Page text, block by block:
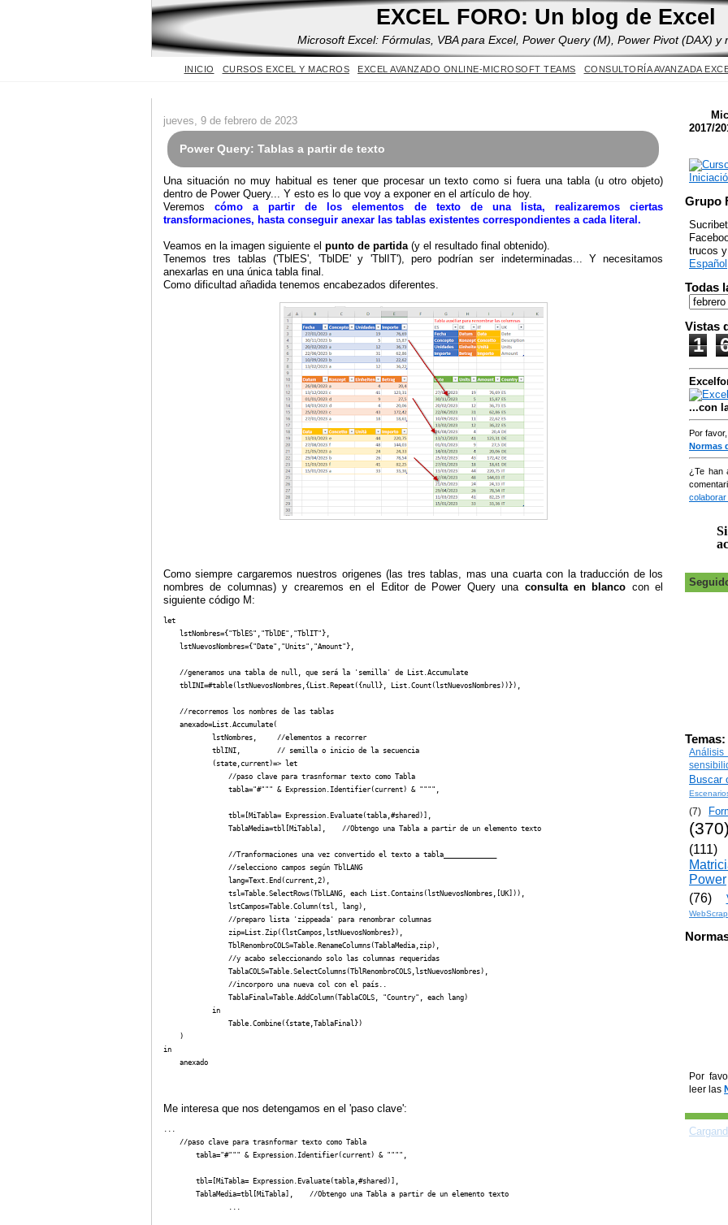
Yes
EXCEL FORO: Un blog de Excel
Microsoft Excel: Fórmulas, VBA para Excel, Power Query (M), Power Pivot (DAX) y
INICIO CURSOS EXCEL Y MACROS EXCEL AVANZADO ONLINE-MICROSOFT TEAMS CONSULTORÍA AVANZADA
jueves, 9 de febrero de 2023
Power Query: Tablas a partir de texto
Una situación no muy habitual es tener que procesar un texto como si fuera una tabla (u otro objeto)
dentro de Power Query... Y esto es lo que voy a exponer en el artículo de hoy.
Veremoscómo a partir de los elementos de texto de una lista, realizaremos ciertas
transformaciones, hasta conseguir anexar las tablas existentes correspondientes a cada literal.
Veamos en la imagen siguiente el punto de partida(y el resultado final obtenido).
Tenemos tres tablas ('TblES', 'TblDE' y 'TblIT'), pero podrían ser indeterminadas... Y necesitamos
anexarlas en una única tabla final.
Como dificultad añadida tenemos encabezados diferentes.
Como siempre cargaremos nuestros origenes (las tres tablas, mas una cuarta con la traducción de los
nombres de columnas) y crearemos en el Editor de Power Query una consulta en blanco con el
siguiente código M:
let
    lstNombres={"TblES","TblDE","TblIT"},
    lstNuevosNombres={"Date","Units","Amount"},
    //generamos una tabla de null, que será la 'semilla' de List.Accumulate
    tblINI=#table(lstNuevosNombres,{List.Repeat({null}, List.Count(lstNuevosNombres))}),
    //recorremos los nombres de las tablas
    anexado=List.Accumulate(
            lstNombres,     //elementos a recorrer
            tblINI,         // semilla o inicio de la secuencia
            (state,current)=> let
                //paso clave para trasnformar texto como Tabla
                tabla="#""" & Expression.Identifier(current) & """",
                tbl=[MiTabla= Expression.Evaluate(tabla,#shared)],
                TablaMedia=tbl[MiTabla],    //Obtengo una Tabla a partir de un elemento texto
                //Tranformaciones una vez convertido el texto a tabla_____________
                //selecciono campos según TblLANG
                lang=Text.End(current,2),
                tsl=Table.SelectRows(TblLANG, each List.Contains(lstNuevosNombres,[UK])),
                lstCampos=Table.Column(tsl, lang),
                //preparo lista 'zippeada' para renombrar columnas
                zip=List.Zip({lstCampos,lstNuevosNombres}),
                TblRenombroCOLS=Table.RenameColumns(TablaMedia,zip),
                //y acabo seleccionando solo las columnas requeridas
                TablaCOLS=Table.SelectColumns(TblRenombroCOLS,lstNuevosNombres),
                //incorporo una nueva col con el país..
                TablaFinal=Table.AddColumn(TablaCOLS, "Country", each lang)
            in
                Table.Combine({state,TablaFinal})
    )
in
    anexado
Me interesa que nos detengamos en el 'paso clave':
    //paso clave para trasnformar texto como Tabla
2017/
Grupo
trucos
Español
Todas
Vistas
1
...con
Por
Normas
¿Te han
colaborar
Temas:
Buscar
(7)
(111)
Power
(76)
Por
leer las